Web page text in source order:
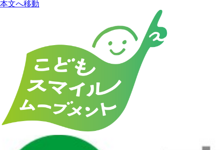
本文へ移動